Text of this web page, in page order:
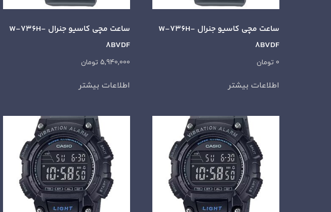
ساعت مچی کاسیو جنرال W-736H-
8BVDF
0 تومان
اطلاعات بیشتر
ساعت مچی کاسیو جنرال W-736H-
8BVDF
5,940,000 تومان
اطلاعات بیشتر